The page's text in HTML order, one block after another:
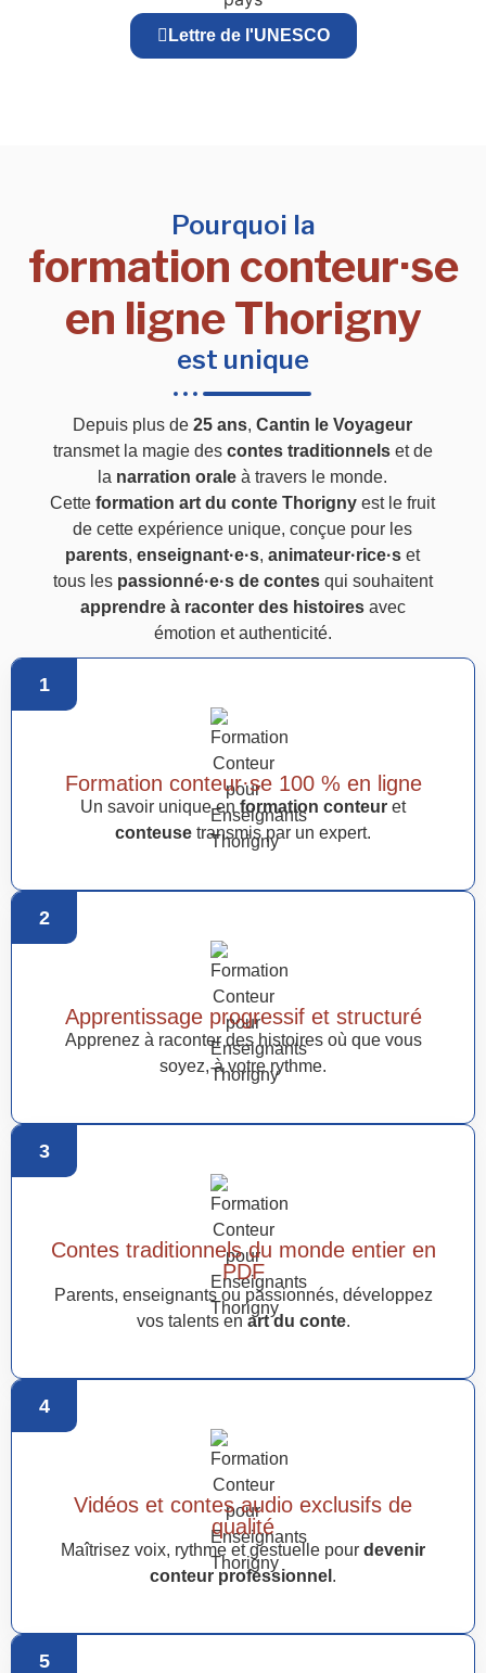
Lettre de l'UNESCO
Pourquoi la
formation conteur·se
en ligne Thorigny
est unique
Depuis plus de25 ans,Cantin le Voyageur
transmet la magie des contes traditionnelset de
la narration orale à travers le monde.
Cetteformation art du conte Thorigny est le fruit
de cette expérience unique, conçue pour les
parents,enseignant·e·s,animateur·rice·s et
tous les passionné·e·s de contesqui souhaitent
apprendre à raconter des histoiresavec
émotion et authenticité.
1
Formation conteur·se 100 % en ligne
Un savoir unique en formation conteur et
conteuse transmis par un expert.
2
Apprentissage progressif et structuré
Apprenez à raconter des histoires où que vous
soyez, à votre rythme.
3
Contes traditionnels du monde entier en
PDF
Parents, enseignants ou passionnés, développez
vos talents en art du conte.
4
Vidéos et contes audio exclusifs de
qualité
Maîtrisez voix, rythme et gestuelle pour devenir
conteur professionnel .
5